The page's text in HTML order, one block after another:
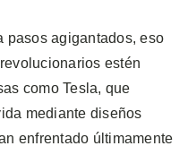
pasos agigantados, eso
estén
como Tesla, que
mediante diseños
enfrentado últimamente